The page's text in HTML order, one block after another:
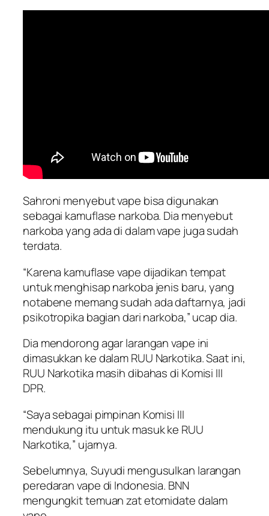
Sahroni menyebut vape bisa digunakan
sebagai kamuflase narkoba. Dia menyebut
narkoba yang ada di dalam vape juga sudah
terdata.
“Karena kamuflase vape dijadikan tempat
untuk menghisap narkoba jenis baru, yang
notabene memang sudah ada daftarnya, jadi
psikotropika bagian dari narkoba,” ucap dia.
Dia mendorong agar larangan vape ini
dimasukkan ke dalam RUU Narkotika. Saat ini,
RUU Narkotika masih dibahas di Komisi III
DPR.
“Saya sebagai pimpinan Komisi III
mendukung itu untuk masuk ke RUU
Narkotika,” ujarnya.
Sebelumnya, Suyudi mengusulkan larangan
peredaran vape di Indonesia. BNN
mengungkit temuan zat etomidate dalam